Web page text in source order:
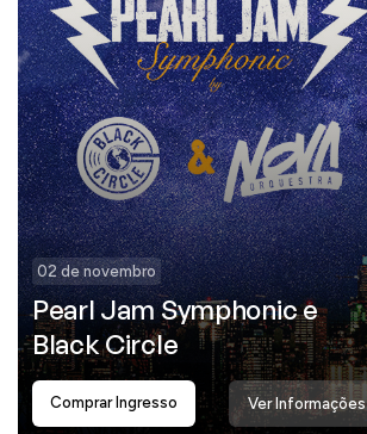
02 de novembro
Pearl Jam Symphonic e
Black Circle
Comprar Ingresso Ver Informações